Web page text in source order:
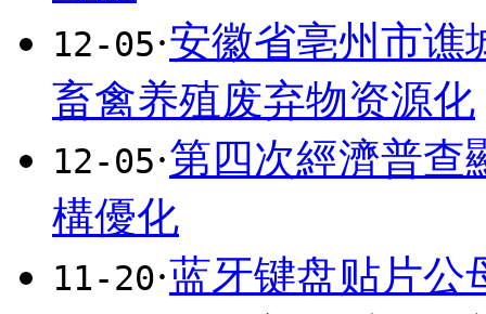
12-05·安徽省亳州市谯
畜禽养殖废弃物资源化
12-05·第四次經濟普查
構優化
11-20·蓝牙键盘贴片公